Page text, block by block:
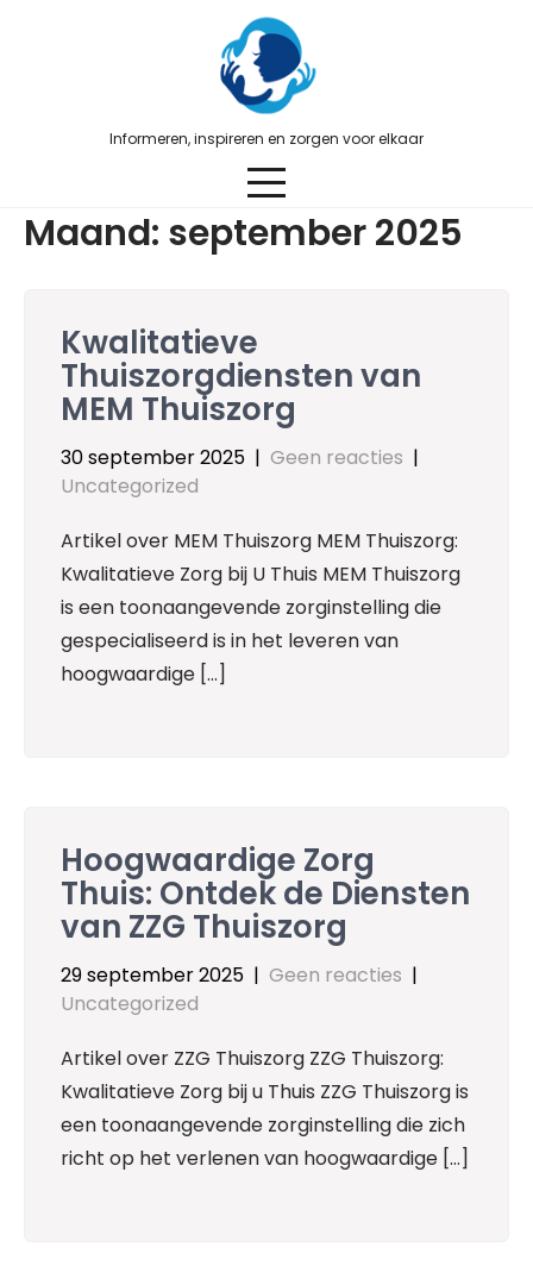
Informeren, inspireren en zorgen voor elkaar
Maand: september 2025
Kwalitatieve
Thuiszorgdiensten van
MEM Thuiszorg
30 september 2025 | Geen reacties |
Uncategorized
Artikel over MEM Thuiszorg MEM Thuiszorg:
Kwalitatieve Zorg bij U Thuis MEM Thuiszorg
is een toonaangevende zorginstelling die
gespecialiseerd is in het leveren van
hoogwaardige […]
Hoogwaardige Zorg
Thuis: Ontdek de Diensten
van ZZG Thuiszorg
29 september 2025 | Geen reacties |
Uncategorized
Artikel over ZZG Thuiszorg ZZG Thuiszorg:
Kwalitatieve Zorg bij u Thuis ZZG Thuiszorg is
een toonaangevende zorginstelling die zich
richt op het verlenen van hoogwaardige […]